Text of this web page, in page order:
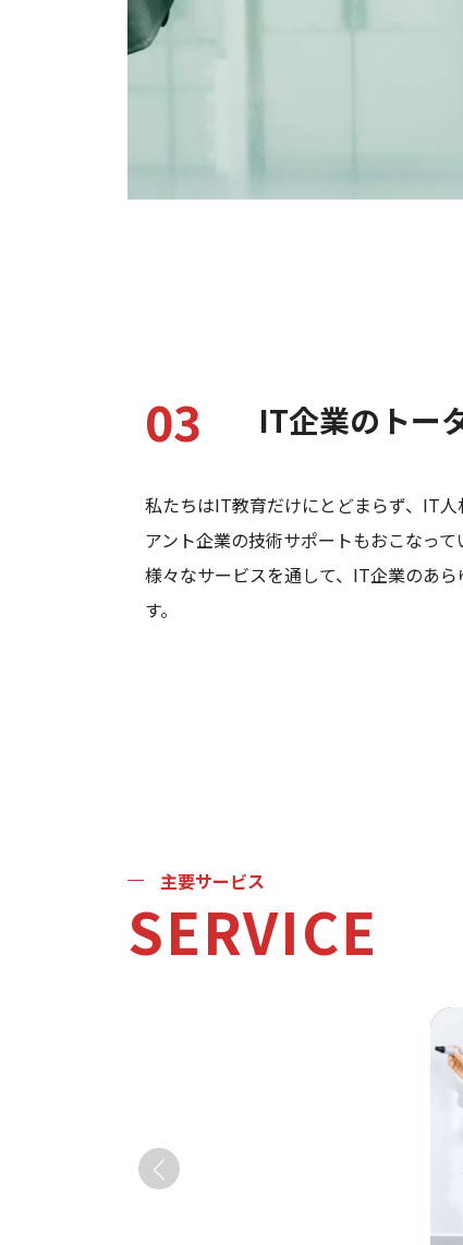
03 IT企業の トー
私たちはIT教育だけにとどまらず、IT
アント企業の技術サポートもおこなって
様々なサービスを通して、IT企業のあ
す。
主要サービス
SERVICE
IT人材の育成をサポート